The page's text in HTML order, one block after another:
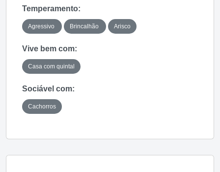
Temperamento:
Agressivo Brincalhão Arisco
Vive bem com:
Casa com quintal
Sociável com:
Cachorros